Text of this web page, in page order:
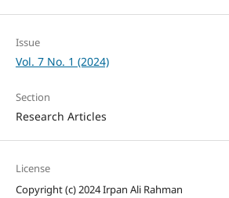
Issue
Vol. 7 No. 1 (2024)
Section
Research Articles
License
Copyright (c) 2024 Irpan Ali Rahman